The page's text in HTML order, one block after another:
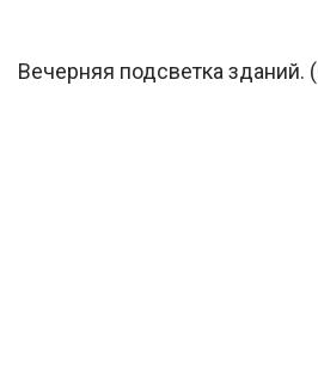
Вечерняя подсветка зданий.